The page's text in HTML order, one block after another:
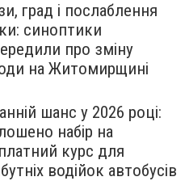
град і послаблення
синоптики
про зміну
на Житомирщині
шанс у 2026 році:
набір на
курс для
водійок автобусів